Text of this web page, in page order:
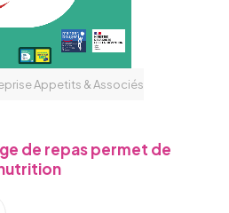
Appetits & Associés
de repas permet de